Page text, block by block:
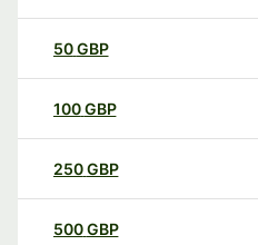
50GBP
100GBP
250GBP
500GBP